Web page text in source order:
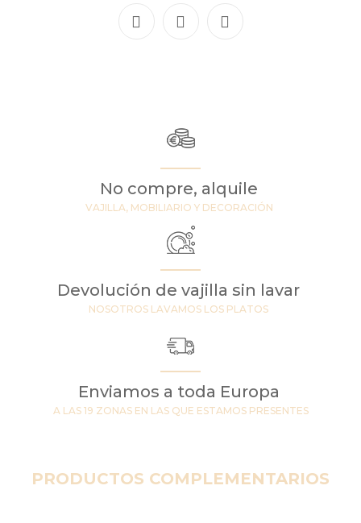
No compre, alquile
VAJILLA, MOBILIARIO Y DECORACIÓN
Devolución de vajilla sin lavar
NOSOTROS LAVAMOS LOS PLATOS
Enviamos a toda Europa
A LAS 19 ZONAS EN LAS QUE ESTAMOS PRESENTES
PRODUCTOS COMPLEMENTARIOS